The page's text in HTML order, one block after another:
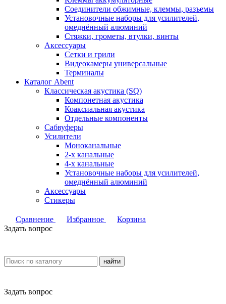
Соединители обжимные, клеммы, разъемы
Установочные наборы для усилителей,
омеднённый алюминий
Стяжки, грометы, втулки, винты
Аксессуары
Сетки и грили
Видеокамеры универсальные
Терминалы
Каталог Abent
Классическая акустика (SQ)
Компонетная акустика
Коаксиальная акустика
Отдельные компоненты
Сабвуферы
Усилители
Моноканальные
2-х канальные
4-х канальные
Установочные наборы для усилителей,
омеднённый алюминий
Аксессуары
Стикеры
Сравнение Избранное
Корзина
Задать вопрос
найти
Задать вопрос